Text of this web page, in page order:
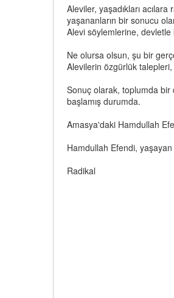
Aleviler, yaşadıkları
yaşananların bir sonucu
Alevi söylemlerine, devletle
Ne olursa olsun, şu bir
Alevilerin özgürlük
Sonuç olarak, toplumda bir
başlamış durumda.
Amasya'daki Hamdullah
Hamdullah Efendi,
Radikal